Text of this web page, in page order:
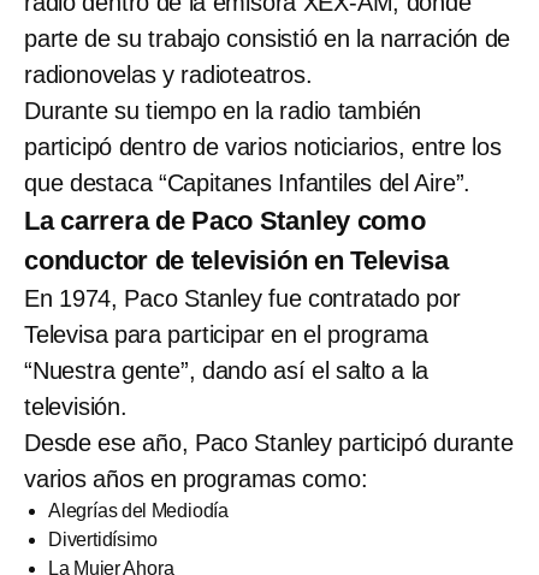
parte de su trabajo consistió en la narración de
radionovelas y radioteatros.
Durante su tiempo en la radio también
participó dentro de varios noticiarios, entre los
que destaca “Capitanes Infantiles del Aire”.
La carrera de Paco Stanley como
conductor de televisión en Televisa
En 1974, Paco Stanley fue contratado por
Televisa para participar en el programa
“Nuestra gente”, dando así el salto a la
televisión.
Desde ese año, Paco Stanley participó durante
varios años en programas como:
Alegrías del Mediodía
Divertidísimo
La Mujer Ahora